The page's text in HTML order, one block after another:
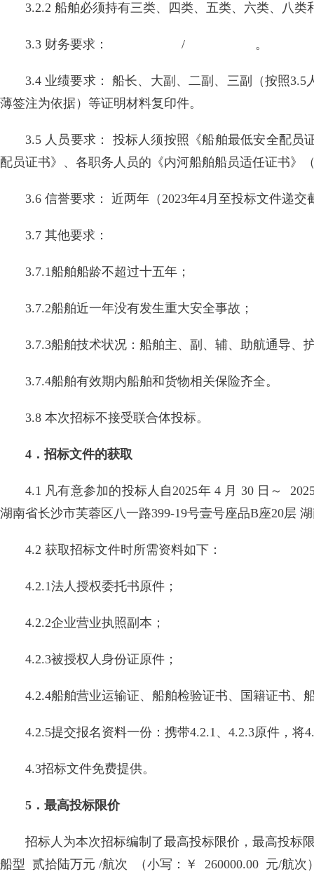
3.2.2 船舶必须持有三类、四类、五类、六类、八
3.3 财务要求： / 。
3.4 业绩要求： 船长、大副、二副、三副（按照
薄签注为依据）等证明材料复印件。
3.5 人员要求： 投标人须按照《船舶最低安全配
配员证书》、各职务人员的《内河船舶船员适任证书》
3.6 信誉要求： 近两年（2023年4月至投标文件递
3.7 其他要求：
3.7.1船舶船龄不超过十五年；
3.7.2船舶近一年没有发生重大安全事故；
3.7.3船舶技术状况：船舶主、副、辅、助航通导、
3.7.4船舶有效期内船舶和货物相关保险齐全。
3.8 本次招标不接受联合体投标。
4．招标文件的获取
4.1 凡有意参加的投标人自2025年 4 月 30 日～
湖南省长沙市芙蓉区八一路399-19号壹号座品B座20层
4.2 获取招标文件时所需资料如下：
4.2.1法人授权委托书原件；
4.2.2企业营业执照副本；
4.2.3被授权人身份证原件；
4.2.4船舶营业运输证、船舶检验证书、国籍证书、
4.2.5提交报名资料一份：携带4.2.1、4.2.3原件，
4.3招标文件免费提供。
5．最高投标限价
招标人为本次招标编制了最高投标限价，最高投标
船型 贰拾陆万元 /航次 （小写：￥ 260000.00 元/航次